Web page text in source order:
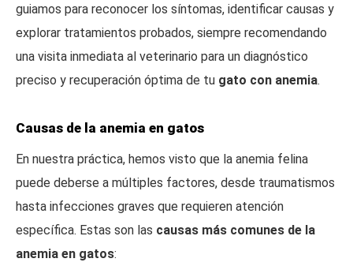
guiamos para reconocer los síntomas, identificar causas y
explorar tratamientos probados, siempre recomendando
una visita inmediata al veterinario para un diagnóstico
preciso y recuperación óptima de tu gato con anemia.
Causas de la anemia en gatos
En nuestra práctica, hemos visto que la anemia felina
puede deberse a múltiples factores, desde traumatismos
hasta infecciones graves que requieren atención
específica. Estas son las causas más comunes de la
anemia en gatos: